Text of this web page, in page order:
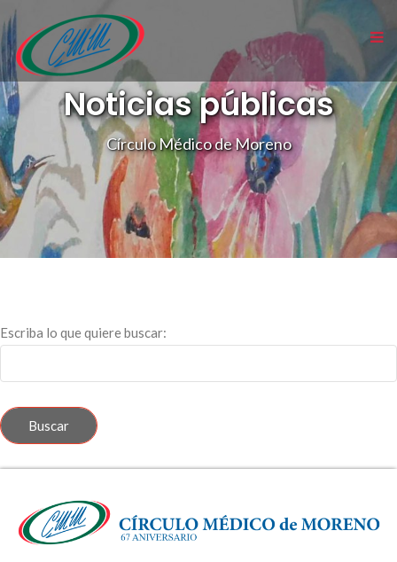
Noticias públicas
Círculo Médico de Moreno
Escriba lo que quiere buscar: